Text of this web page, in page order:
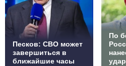
Песков: СВО может
завершиться в
ближайшие часы
По
удар